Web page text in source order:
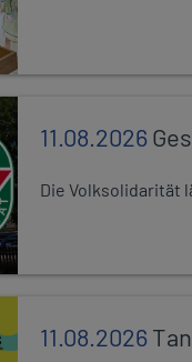
11.08.2026
Die Volksolidarität
11.08.2026